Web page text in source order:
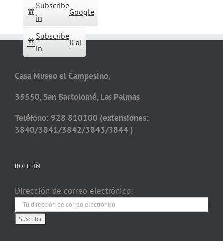
Subscribe
in
Google
Subscribe
in
iCal
Casa Museo el Campesino,
35550, San Bartolomé, Las Palmas
Teléfono: 928 810100 (extensiones:
3840/3841/3842/3843/3844 )
BOLETÍN
Dirección de correo electrónico: